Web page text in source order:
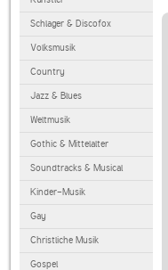
Schlager & Discofox
Volksmusik
Country
Jazz & Blues
Weltmusik
Gothic & Mittelalter
Soundtracks & Musical
Kinder-Musik
Gay
Christliche Musik
Gospel